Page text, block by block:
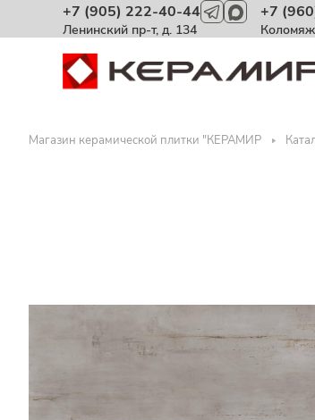
+7 (905) 222-40-44
Ленинский пр-т, д. 134
+7
Магазин керамической плитки "КЕРАМИР